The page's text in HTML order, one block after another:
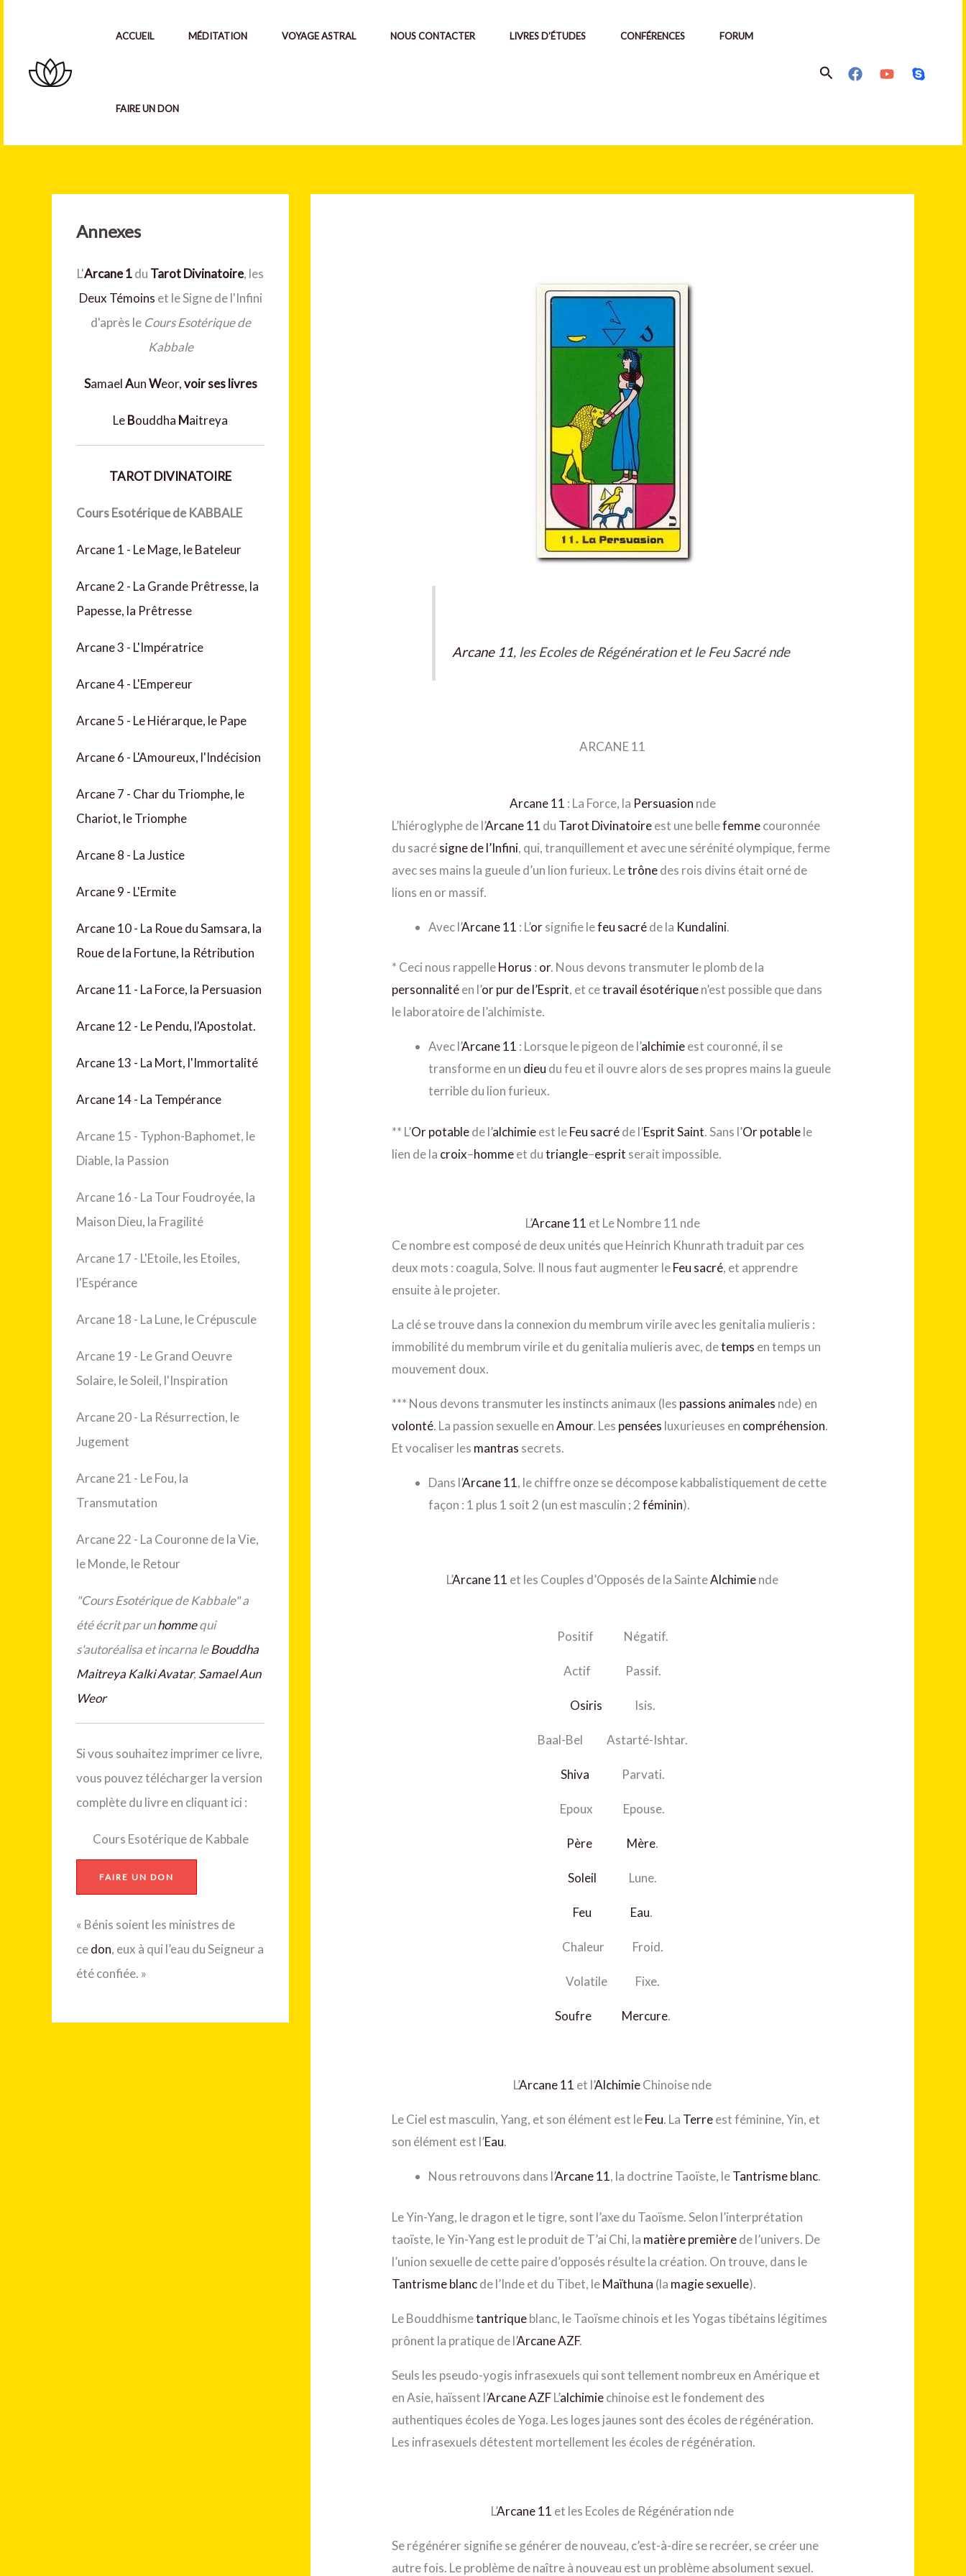
ACCUEIL MÉDITATION VOYAGE ASTRAL NOUS CONTACTER LIVRES D’ÉTUDES CONFÉRENCES FORUM
FAIRE UN DON
Rechercher
Annexes
L'Arcane 1du Tarot Divinatoire, les
Deux Témoins et le Signe de l'Infini
d'après le Cours Esotérique de
Kabbale
SamaelAunWeor,voir ses livres
LeBouddha Maitreya
TAROT DIVINATOIRE
Cours Esotérique de KABBALE
Arcane 1 - Le Mage, le Bateleur
Arcane 2 - La Grande Prêtresse, la
Papesse, la Prêtresse
Arcane 3 - L'Impératrice
Arcane 4 - L'Empereur
Arcane 5 - Le Hiérarque, le Pape
Arcane 6 - L'Amoureux, l'Indécision
Arcane 7 - Char du Triomphe, le
Chariot, le Triomphe
Arcane 8 - La Justice
Arcane 9 - L'Ermite
Arcane 10 - La Roue du Samsara, la
Roue de la Fortune, la Rétribution
Arcane 11 - La Force, la Persuasion
Arcane 12 - Le Pendu, l'Apostolat.
Arcane 13 - La Mort, l'Immortalité
Arcane 14 - La Tempérance
Arcane 15 - Typhon-Baphomet, le
Diable, la Passion
Arcane 16 - La Tour Foudroyée, la
Maison Dieu, la Fragilité
Arcane 17 - L'Etoile, les Etoiles,
l'Espérance
Arcane 18 - La Lune, le Crépuscule
Arcane 19 - Le Grand Oeuvre
Solaire, le Soleil, l'Inspiration
Arcane 20 - La Résurrection, le
Jugement
Arcane 21 - Le Fou, la
Transmutation
Arcane 22 - La Couronne de la Vie,
le Monde, le Retour
"Cours Esotérique de Kabbale"a
été écrit par unhommequi
s'autoréalisa et incarna leBouddha
Maitreya Kalki Avatar, Samael Aun
Weor
Si vous souhaitez imprimer ce livre,
vous pouvez télécharger la version
complète du livre en cliquant ici :
Cours Esotérique de Kabbale
FAIRE UN DON
« Bénis soient les ministres de
cedon, eux à qui l’eau du Seigneur a
été confiée. »
Arcane 11, les Ecoles de Régénération et le Feu Sacré nde
ARCANE 11
Arcane 11 : La Force, la Persuasion nde
L’hiéroglyphe de l’Arcane 11 du Tarot Divinatoireest une bellefemmecouronnée
du sacrésigne de l’Infini, qui, tranquillement et avec une sérénité olympique, ferme
avec ses mains la gueule d’un lion furieux. Letrônedes rois divins était orné de
lions en or massif.
Avec l’Arcane 11 : L’orsignifie lefeu sacréde la Kundalini.
* Ceci nous rappelleHorus : or. Nous devons transmuter le plomb de la
personnalitéen l’or pur de l’Esprit, et cetravail ésotériquen’est possible que dans
le laboratoire de l’alchimiste.
Avec l’Arcane 11 : Lorsque le pigeon de l’alchimieest couronné, il se
transforme en un dieu du feu et il ouvre alors de ses propres mains la gueule
terrible du lion furieux.
** L’Or potablede l’alchimieest leFeu sacréde l’Esprit Saint. Sans l’Or potablele
lien de la croix–hommeet dutriangle–esprit serait impossible.
L’Arcane 11 et Le Nombre 11 nde
Ce nombre est composé de deux unités que Heinrich Khunrath traduit par ces
deux mots : coagula, Solve. Il nous faut augmenter leFeu sacré, et apprendre
ensuite à le projeter.
La clé se trouve dans la connexion du membrum virile avec les genitalia mulieris :
immobilité du membrum virile et du genitalia mulieris avec, detemps en temps un
mouvement doux.
*** Nous devons transmuter les instincts animaux (les passions animales nde) en
volonté. La passion sexuelle enAmour. Les pensées luxurieuses en compréhension.
Et vocaliser les mantras secrets.
Dans l’Arcane 11, le chiffre onze se décompose kabbalistiquement de cette
façon : 1 plus 1 soit 2 (un est masculin ; 2féminin).
L’Arcane 11 et les Couples d’Opposés de la SainteAlchimiende
Positif Négatif.
Actif Passif.
Osiris Isis.
Baal-Bel Astarté-Ishtar.
Shiva Parvati.
Epoux Epouse.
Père Mère.
Soleil Lune.
Feu Eau.
Chaleur Froid.
Volatile Fixe.
Soufre Mercure.
L’Arcane 11 et l’AlchimieChinoise nde
Le Ciel est masculin, Yang, et son élément est leFeu. La Terreest féminine, Yin, et
son élément est l’Eau.
Nous retrouvons dans l’Arcane 11, la doctrine Taoïste, leTantrisme blanc.
Le Yin-Yang, le dragon et le tigre, sont l’axe du Taoïsme. Selon l’interprétation
taoïste, le Yin-Yang est le produit de T’ai Chi, la matière premièrede l’univers. De
l’union sexuelle de cette paire d’opposés résulte la création. On trouve, dans le
Tantrisme blancde l’Inde et du Tibet, leMaïthuna (la magie sexuelle).
Le Bouddhismetantriqueblanc, le Taoïsme chinois et les Yogas tibétains légitimes
prônent la pratique de l’Arcane AZF.
Seuls les pseudo-yogis infrasexuels qui sont tellement nombreux en Amérique et
en Asie, haïssent l’Arcane AZFL’alchimiechinoise est le fondement des
authentiques écoles de Yoga. Les loges jaunes sont des écoles de régénération.
Les infrasexuels détestent mortellement les écoles de régénération.
L’Arcane 11 et les Ecoles de Régénération nde
Se régénérer signifie se générer de nouveau, c’est-à-dire se recréer, se créer une
autre fois. Le problème de naître à nouveau est un problème absolument sexuel.